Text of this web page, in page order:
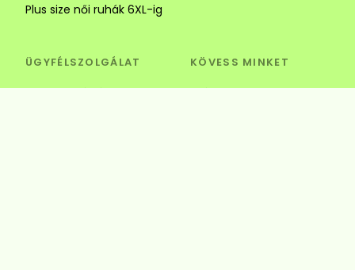
Plus size női ruhák 6XL-ig
ÜGYFÉLSZOLGÁLAT
Visszaküldés és csere
KÖVESS MINKET
Szédi Butik Webshop